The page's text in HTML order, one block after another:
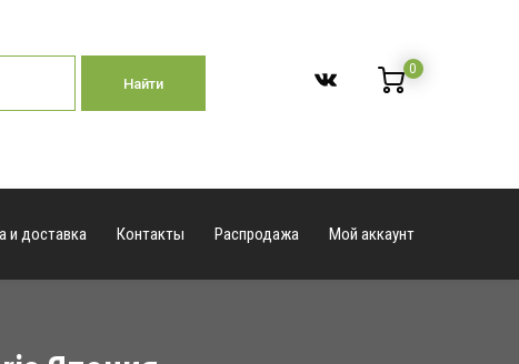
Найти
0
и доставка Контакты Распродажа Мой аккаунт